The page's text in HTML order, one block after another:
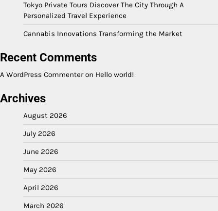
Tokyo Private Tours Discover The City Through A
Personalized Travel Experience
Cannabis Innovations Transforming the Market
Recent Comments
A WordPress Commenteron Hello world!
Archives
August 2026
July 2026
June 2026
May 2026
April 2026
March 2026